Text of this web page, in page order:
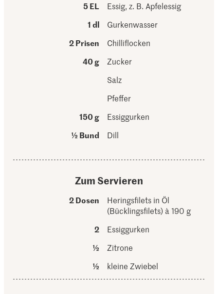
5 EL
Essig, z. B. Apfelessig
1 dl
Gurkenwasser
2 Prisen
Chilliflocken
40 g
Zucker
Salz
Pfeffer
150 g
Essiggurken
½ Bund
Dill
Zum Servieren
2 Dosen
Heringsfilets in Öl
(Bücklingsfilets) à 190 g
2
Essiggurken
½
Zitrone
½
kleine Zwiebel